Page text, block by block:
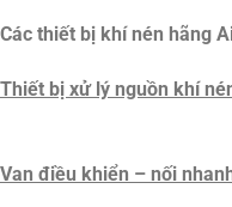
Các thiết bị khí nén hãng
Thiết bị xử lý nguồn khí
Van điều khiển – nối